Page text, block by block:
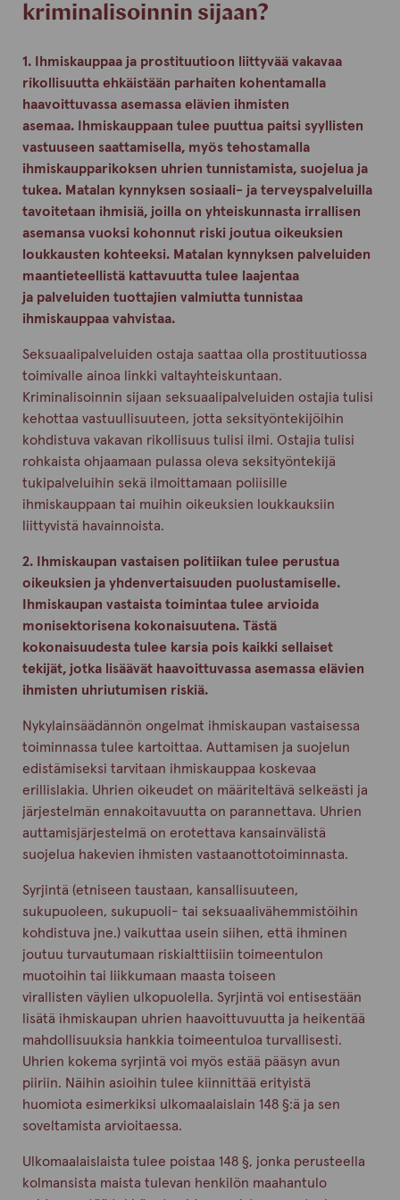
kriminalisoinnin sijaan?
1. Ihmiskauppaa ja prostituutioon liittyvää vakavaa
rikollisuutta ehkäistään parhaiten kohentamalla
haavoittuvassa asemassa elävien ihmisten
asemaa. Ihmiskauppaan tulee puuttua paitsi syyllisten
vastuuseen saattamisella, myös tehostamalla
ihmiskaupparikoksen uhrien tunnistamista, suojelua ja
tukea. Matalan kynnyksen sosiaali- ja terveyspalveluilla
tavoitetaan ihmisiä, joilla on yhteiskunnasta irrallisen
asemansa vuoksi kohonnut riski joutua oikeuksien
loukkausten kohteeksi. Matalan kynnyksen palveluiden
maantieteellistä kattavuutta tulee laajentaa
ja palveluiden tuottajien valmiutta tunnistaa
ihmiskauppaa vahvistaa.
Seksuaalipalveluiden ostaja saattaa olla prostituutiossa
toimivalle ainoa linkki valtayhteiskuntaan.
Kriminalisoinnin sijaan seksuaalipalveluiden ostajia tulisi
kehottaa vastuullisuuteen, jotta seksityöntekijöihin
kohdistuva vakavan rikollisuus tulisi ilmi. Ostajia tulisi
rohkaista ohjaamaan pulassa oleva seksityöntekijä
tukipalveluihin sekä ilmoittamaan poliisille
ihmiskauppaan tai muihin oikeuksien loukkauksiin
liittyvistä havainnoista.
2. Ihmiskaupan vastaisen politiikan tulee perustua
oikeuksien ja yhdenvertaisuuden puolustamiselle.
Ihmiskaupan vastaista toimintaa tulee arvioida
monisektorisena kokonaisuutena. Tästä
kokonaisuudesta tulee karsia pois kaikki sellaiset
tekijät, jotka lisäävät haavoittuvassa asemassa elävien
ihmisten uhriutumisen riskiä.
Nykylainsäädännön ongelmat ihmiskaupan vastaisessa
toiminnassa tulee kartoittaa. Auttamisen ja suojelun
edistämiseksi tarvitaan ihmiskauppaa koskevaa
erillislakia. Uhrien oikeudet on määriteltävä selkeästi ja
järjestelmän ennakoitavuutta on parannettava. Uhrien
auttamisjärjestelmä on erotettava kansainvälistä
suojelua hakevien ihmisten vastaanottotoiminnasta.
Syrjintä (etniseen taustaan, kansallisuuteen,
sukupuoleen, sukupuoli- tai seksuaalivähemmistöihin
kohdistuva jne.) vaikuttaa usein siihen, että ihminen
joutuu turvautumaan riskialttiisiin toimeentulon
muotoihin tai liikkumaan maasta toiseen
virallisten väylien ulkopuolella. Syrjintä voi entisestään
lisätä ihmiskaupan uhrien haavoittuvuutta ja heikentää
mahdollisuuksia hankkia toimeentuloa turvallisesti.
Uhrien kokema syrjintä voi myös estää pääsyn avun
piiriin. Näihin asioihin tulee kiinnittää erityistä
huomiota esimerkiksi ulkomaalaislain 148 §:ä ja sen
soveltamista arvioitaessa.
Ulkomaalaislaista tulee poistaa 148 §, jonka perusteella
kolmansista maista tulevan henkilön maahantulo